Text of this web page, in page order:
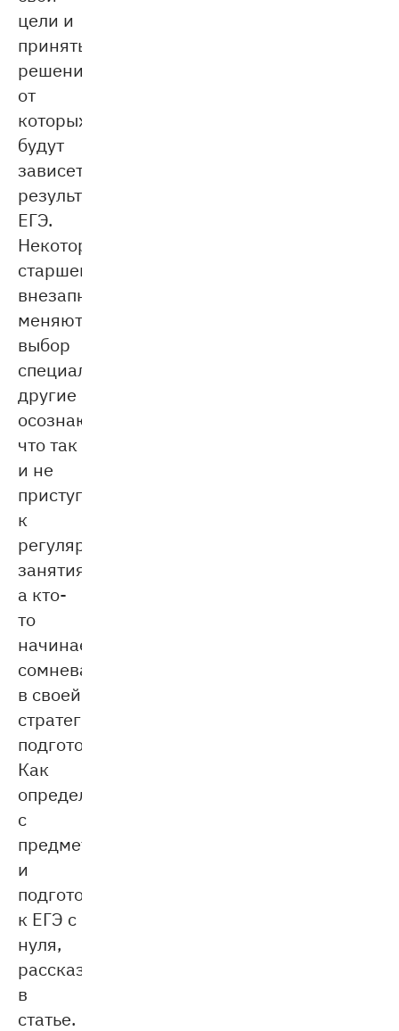
цели и
принять
решения,
от
которых
будут
зависеть
результаты
ЕГЭ.
Некоторые
старшеклассники
внезапно
меняют
выбор
специальности,
другие
осознают,
что так
и не
приступили
к
регулярным
занятиям,
а кто-
то
начинает
сомневаться
в своей
стратегии
подготовки.
Как
определиться
с
предметом
и
подготовиться
к ЕГЭ с
нуля,
рассказываем
в
статье.